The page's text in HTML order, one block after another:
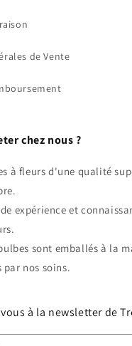
de Vente
chez nous ?
à fleurs d'une qualité
expérience et
sont emballés à la
par nos soins.
à la newsletter de